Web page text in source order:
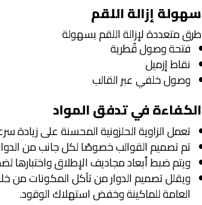
سهولة إزالة اللقم
طرق متعددة لإزالة اللقم بسهولة
فتحة وصول قُطرية
نقاط إزميل
وصول خلفي عبر القالب
الكفاءة في تدفق المواد
تعمل الزاوية الحلزونية المحسنة على زيادة
تم تصميم القوالب خصوصًا لكل جانب من
ويتم ضبط أبعاد مجاديف الإطلاق واختبارها
ويقلل تصميم الدوار من تآكل المكونات من
العامة للماكينة وخفض استهلاك الوقود.